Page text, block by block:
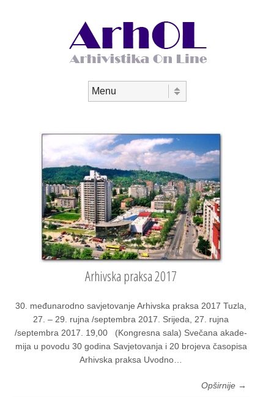
Arhivska praksa 2017
30. među­na­rod­no savje­to­va­nje Arhiv­ska prak­sa 2017 Tuz­la,
27. – 29. ruj­na /septembra 2017. Sri­je­da, 27. ruj­na
/septembra 2017. 19,00 (Kon­gres­na sala) Sve­ča­na aka­de­
mi­ja u povo­du 30 godi­na Savje­to­va­nja i 20 bro­je­va časo­pi­sa
Arhiv­ska prak­sa Uvod­no…
Opširnije →